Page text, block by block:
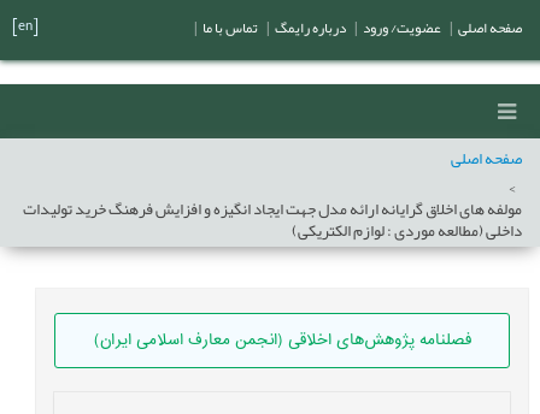
صفحه اصلی
مولفه های اخلاق گرایانه ارائه مدل جهت ایجاد انگیزه و افزایش فرهنگ خرید تولیدات
داخلی (مطالعه موردی : لوازم الکتریکی)
فصلنامه پژوهش‌های اخلاقی (انجمن معارف اسلامی ایران)
صفحه اصلی عضویت/ ورود درباره رایمگ تماس با ما